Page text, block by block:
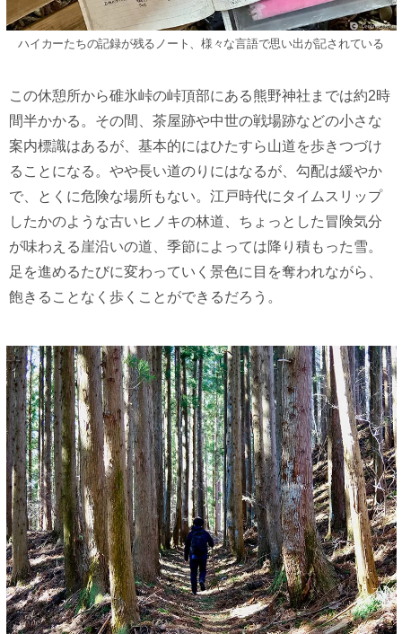
ハイカーたちの記録が残るノート、様々な言語で思い出が記されている
この休憩所から碓氷峠の峠頂部にある熊野神社までは約2時
間半かかる。その間、茶屋跡や中世の戦場跡などの小さな
案内標識はあるが、基本的にはひたすら山道を歩きつづけ
ることになる。やや長い道のりにはなるが、勾配は緩やか
で、とくに危険な場所もない。江戸時代にタイムスリップ
したかのような古いヒノキの林道、ちょっとした冒険気分
が味わえる崖沿いの道、季節によっては降り積もった雪。
足を進めるたびに変わっていく景色に目を奪われながら、
飽きることなく歩くことができるだろう。